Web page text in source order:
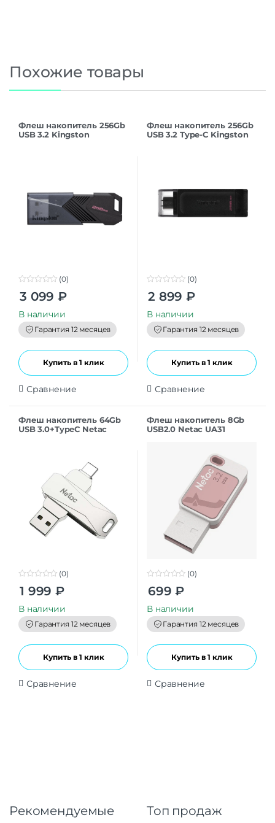
Похожие товары
Флеш накопитель 256Gb
USB 3.2 Kingston
o
t
o
f
5
(0)
3 099 ₽
В наличии
Гарантия 12 месяцев
Купить в 1 клик
Сравнение
Флеш накопитель 256Gb
USB 3.2 Type-C Kingston
o
t
o
f
5
(0)
2 899 ₽
В наличии
Гарантия 12 месяцев
Купить в 1 клик
Сравнение
Флеш накопитель 64Gb
USB 3.0+TypeC Netac
t
o
f
5
(0)
1 999 ₽
В наличии
Гарантия 12 месяцев
Купить в 1 клик
Сравнение
Флеш накопитель 8Gb
USB2.0 Netac UA31
o
t
o
f
5
(0)
699 ₽
В наличии
Гарантия 12 месяцев
Купить в 1 клик
Сравнение
Рекомендуемые
Топ продаж